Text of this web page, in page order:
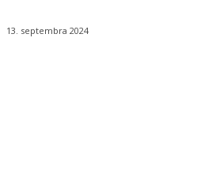
13. septembra 2024